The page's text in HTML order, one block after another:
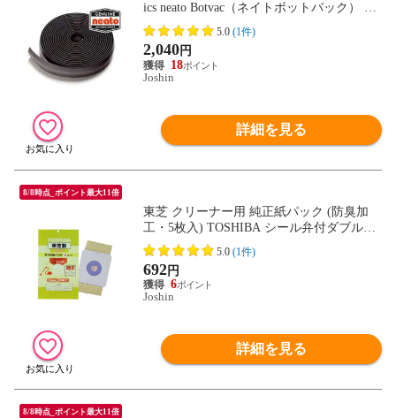
ics neato Botvac（ネイトボットバック） NB
-BM 【返品種別A】
5.0 (1件)
2,040円
18
Joshin
詳細を見る
8/8時点_ポイント最大11倍
東芝 クリーナー用 純正紙パック (防臭加
工・5枚入) TOSHIBA シール弁付ダブル紙
パック VPF-6 【返品種別A】
5.0 (1件)
692円
6
Joshin
詳細を見る
8/8時点_ポイント最大11倍